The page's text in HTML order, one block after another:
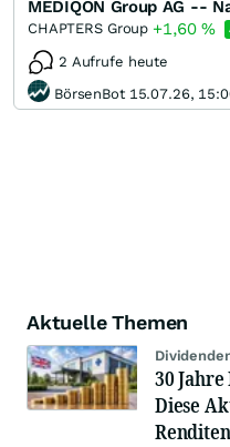
CHAPTERS Group +1,60%
2 Aufrufe heute
BörsenBot 15.07.26,
Aktuelle Themen
30
Diese
Renditen